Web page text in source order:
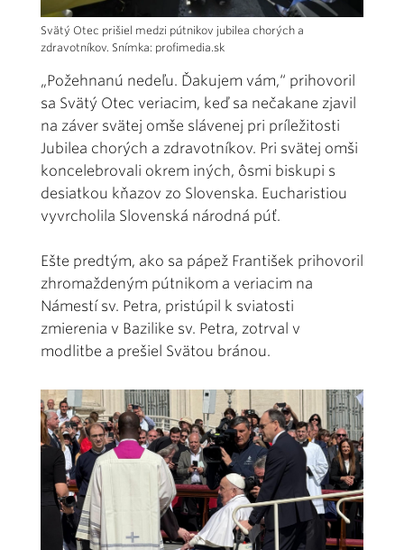
Svätý Otec prišiel medzi pútnikov jubilea chorých a
zdravotníkov. Snímka: profimedia.sk
„Požehnanú nedeľu. Ďakujem vám,“ prihovoril
sa Svätý Otec veriacim, keď sa nečakane zjavil
na záver svätej omše slávenej pri príležitosti
Jubilea chorých a zdravotníkov. Pri svätej omši
koncelebrovali okrem iných, ôsmi biskupi s
desiatkou kňazov zo Slovenska. Eucharistiou
vyvrcholila Slovenská národná púť.
Ešte predtým, ako sa pápež František prihovoril
zhromaždeným pútnikom a veriacim na
Námestí sv. Petra, pristúpil k sviatosti
zmierenia v Bazilike sv. Petra, zotrval v
modlitbe a prešiel Svätou bránou.